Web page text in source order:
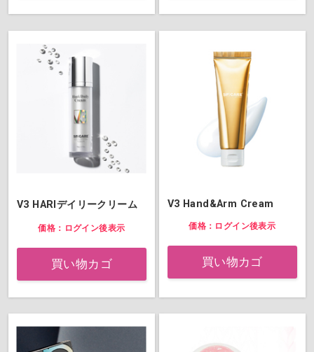
V3 HARIデイリークリーム
価格：ログイン後表示
買い物カゴ
V3 Hand&Arm Cream
価格：ログイン後表示
買い物カゴ